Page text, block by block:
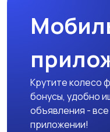
Крутите колесо
бонусы, удобно
объявления -
приложении!